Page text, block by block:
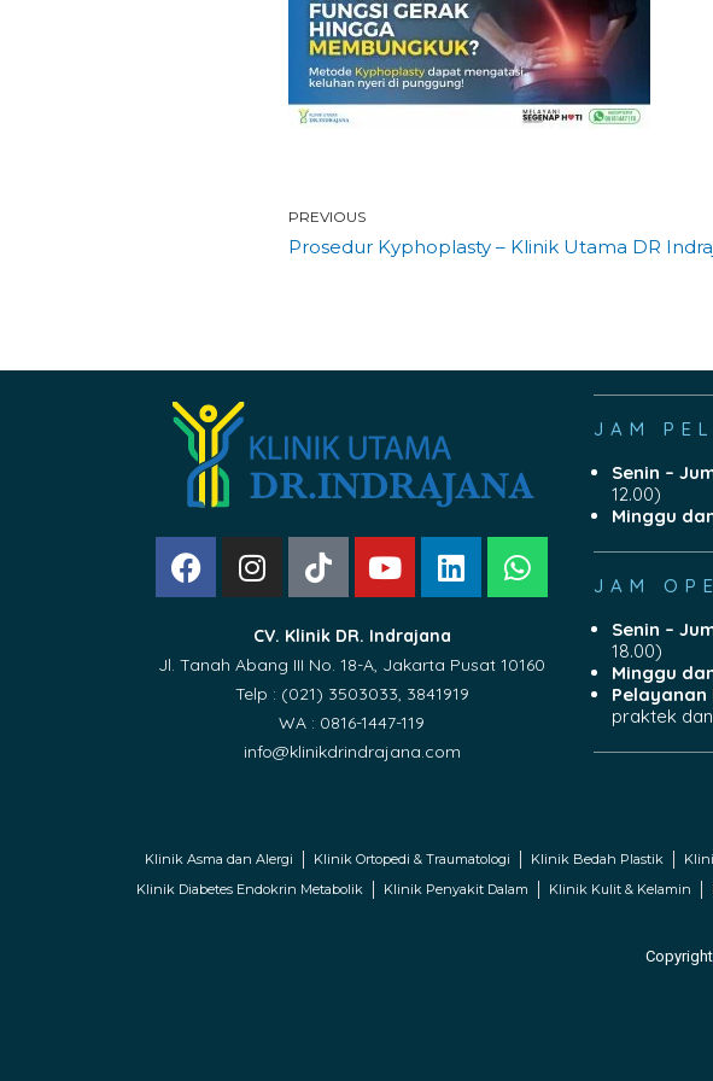
PREVIOUS
Prosedur Kyphoplasty – Klinik Utama DR
CV. Klinik DR. Indrajana
Jl. Tanah Abang III No. 18-A, Jakarta Pusat 10160
Telp : (021) 3503033, 3841919
WA : 0816-1447-119
info@klinikdrindrajana.com
JAM
Senin –
12.00)
Minggu
JAM
Senin –
18.00)
Minggu
praktek
Klinik Asma dan Alergi Klinik Ortopedi & Traumatologi Klinik Bedah Plastik
Klinik Diabetes Endokrin Metabolik
Klinik Penyakit Dalam Klinik Kulit & Kelamin